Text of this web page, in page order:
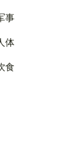
事
体
食